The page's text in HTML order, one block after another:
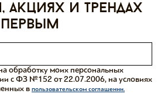
акциях и трендах
первым
обработку моих персональных
с ФЗ №152 от 22.07.2006, на условиях
в пользовательском соглашении.